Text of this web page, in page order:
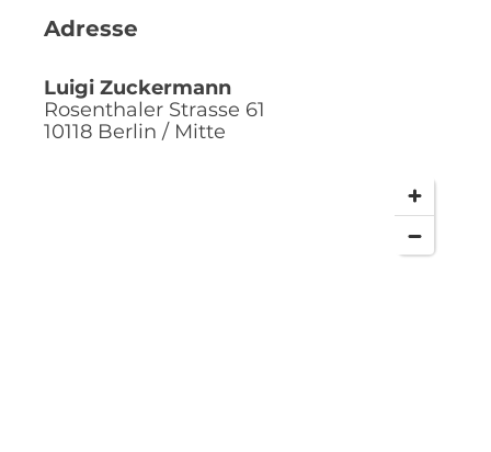
Adresse
Luigi Zuckermann
Rosenthaler Strasse 61
10118 Berlin / Mitte